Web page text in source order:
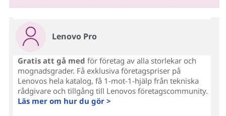
Lenovo Pro
Gratis att gå med för företag av alla storlekar och
mognadsgrader. Få exklusiva företagspriser på
Lenovos hela katalog, få 1-mot-1-hjälp från tekniska
rådgivare och tillgång till Lenovos företagscommunity.
Läs mer om hur du gör >